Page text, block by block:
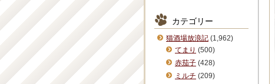
カテゴリー
猫酒場放浪記 (1,962)
てまり (500)
赤茄子 (428)
ミルチ (209)